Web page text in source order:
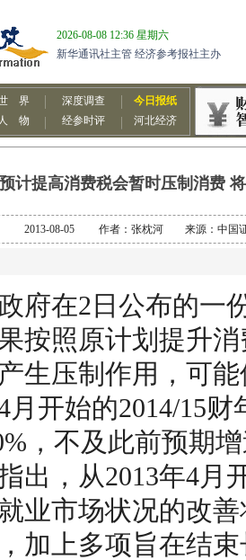
计提高消费税会暂时压制消费
2013-08-05 作者：张枕河 来源：中国
在2日公布的一
按照原计划提升
生压制作用，可
月开始的2014/15
，不及此前预期
，从2013年4月开
业市场状况的改
加上多项旨在结